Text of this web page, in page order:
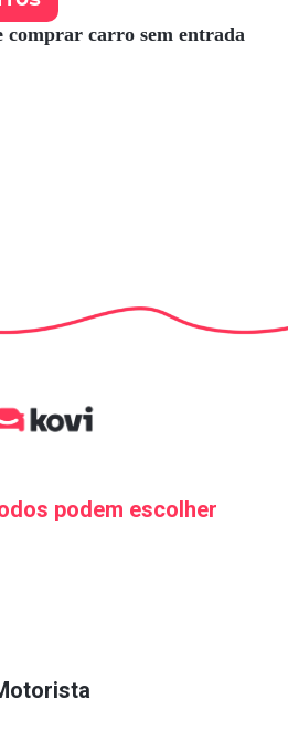
comprar carro sem entrada
podem escolher